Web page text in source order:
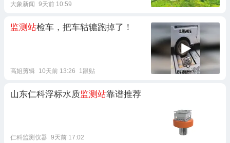
大象新闻 9天前 10:59
监测站检车，把车轱辘跑掉了！
高姐剪辑 10天前 13:26 1跟贴
山东仁科浮标水质监测站靠谱推荐
仁科监测仪器 9天前 17:02